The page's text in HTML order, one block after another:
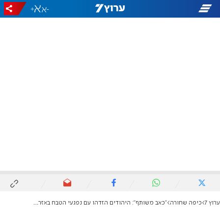
-
+
ערוץ 7 כיפה שחורה "כאב משותף": היהודים הזדהו עם נפגעי הטבח באזרבייג'ן